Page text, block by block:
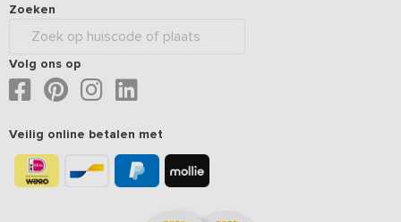
Zoeken
Volg ons op
Veilig online betalen met